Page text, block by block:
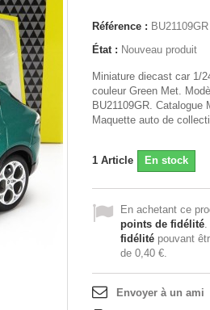
Référence : BU21109GR
État : Nouveau produit
Miniature diecast car 1/
couleur Green Met.
BU21109GR. Catalogue
Maquette auto de
1 Article En stock
En achetant ce
points de fidélité.
fidélité pouvant
de 0,40 €.
Envoyer à un ami